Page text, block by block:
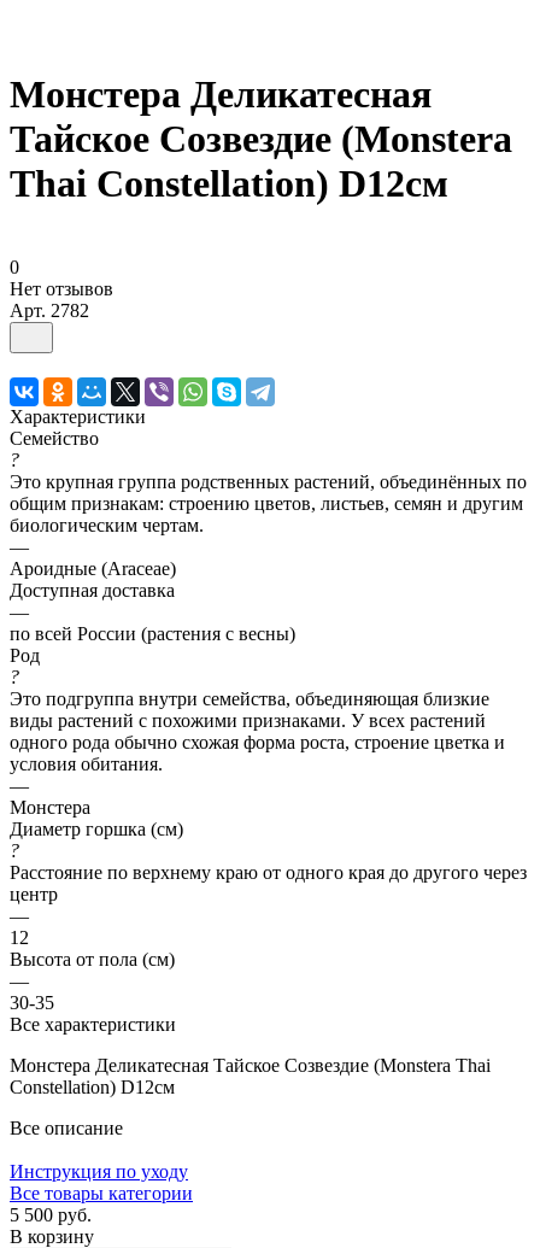
Монстера Деликатесная
Тайское Созвездие (Monstera
Thai Constellation) D12см
0
Нет отзывов
Арт. 2782
Характеристики
Семейство
?
Это крупная группа родственных растений, объединённых по
общим признакам: строению цветов, листьев, семян и другим
биологическим чертам.
—
Ароидные (Araceae)
Доступная доставка
—
по всей России (растения с весны)
Род
?
Это подгруппа внутри семейства, объединяющая близкие
виды растений с похожими признаками. У всех растений
одного рода обычно схожая форма роста, строение цветка и
условия обитания.
—
Монстера
Диаметр горшка (см)
?
Расстояние по верхнему краю от одного края до другого через
центр
—
12
Высота от пола (см)
—
30-35
Все характеристики
Монстера Деликатесная Тайское Созвездие (Monstera Thai
Constellation) D12см
Все описание
Инструкция по уходу
Все товары категории
5 500 руб.
В корзину